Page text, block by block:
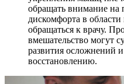
обращать внимание на
дискомфорта в
обращаться к врачу.
вмешательство могут
развития осложнений
восстановлению.